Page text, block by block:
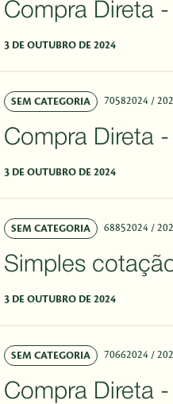
Compra Direta
3 DE OUTUBRO DE 2024
SEM CATEGORIA 70582024 /
Compra Direta
3 DE OUTUBRO DE 2024
SEM CATEGORIA 68852024 /
Simples
3 DE OUTUBRO DE 2024
SEM CATEGORIA 70662024 /
Compra Direta